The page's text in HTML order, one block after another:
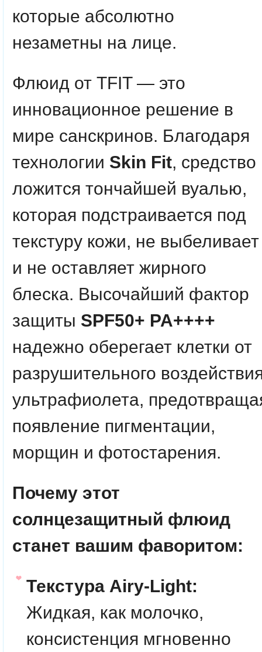
которые абсолютно
незаметны на лице.
Флюид от TFIT — это
инновационное решение в
мире санскринов. Благодаря
технологии Skin Fit, средство
ложится тончайшей вуалью,
которая подстраивается под
текстуру кожи, не выбеливает
и не оставляет жирного
блеска. Высочайший фактор
защиты SPF50+ PA++++
надежно оберегает клетки от
разрушительного
ультрафиолета,
появление пигментации,
морщин и фотостарения.
Почему этот
солнцезащитный флюид
станет вашим фаворитом:
Текстура Airy-Light:
Жидкая, как молочко,
консистенция мгновенно